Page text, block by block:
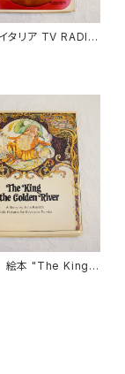
タリア TV RADIO
本 "The King o